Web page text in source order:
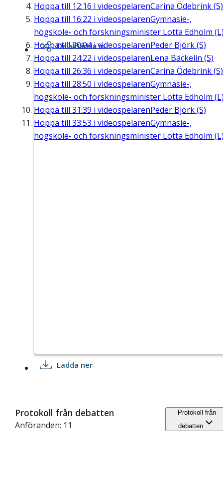
Hoppa till 12:16 i videospelarenCarina Ödebrink (S)
Hoppa till 16:22 i videospelarenGymnasie-,
högskole- och forskningsminister Lotta Edholm
Hoppa till20:04i videospelarenPeder Björk (S)
Hoppa till 24:22 i videospelarenLena Bäckelin (S)
Hoppa till 26:36 i videospelarenCarina Ödebrink (S)
Hoppa till 28:50 i videospelarenGymnasie-,
högskole- och forskningsminister Lotta Edholm
Hoppa till 31:39 i videospelarenPeder Björk (S)
Hoppa till 33:53 i videospelarenGymnasie-,
högskole- och forskningsminister Lotta Edholm
Dela/Bädda in
Ladda ner
Protokoll från debatten
Anföranden: 11
Protokoll från
debatten